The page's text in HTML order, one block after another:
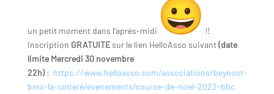
un petit moment dans l’après-midi
!!
Inscription GRATUITEsur le lien HelloAsso suivant(date
limite Mercredi 30 novembre
22h): https://www.helloasso.com/associations/beynost-
bmx-la-cotiere/evenements/course-de-noel-2022-bbc